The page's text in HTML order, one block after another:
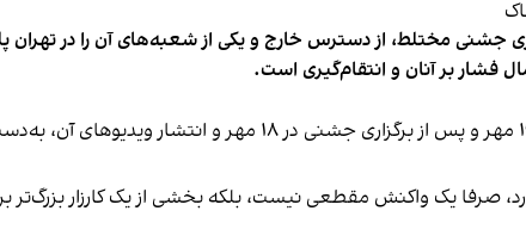
جشنی مختلط، از دسترس خارج و یکی از شعبه‌های آن را در تهران
فشار بر آنان و انتقام‌گیری است.
برخی رسانه‌ها در ایران گزارش دادند فروشگاه جین‌وست در خیابان فرشته تهران، شنبه ۱۹ مهر و پس از
صرفا یک واکنش مقطعی نیست، بلکه بخشی از یک کارزار بزرگ‌تر